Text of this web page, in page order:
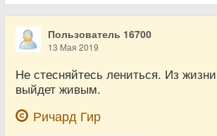
Пользователь 16700
13 Мая 2019
Не стесняйтесь лениться. Из
выйдет живым.
Ричард Гир